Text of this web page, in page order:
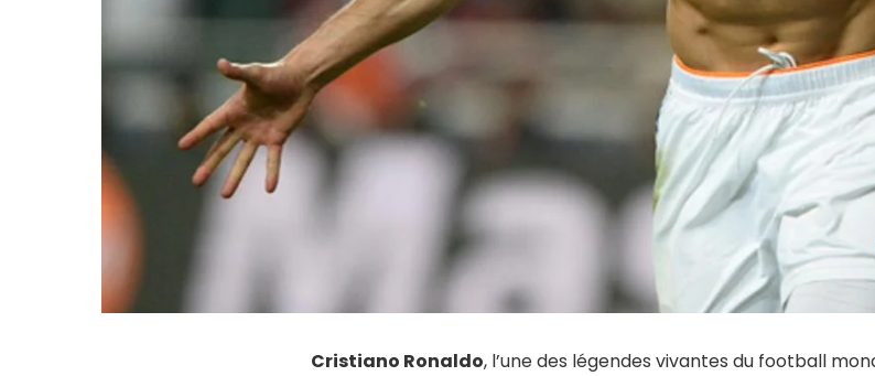
Cristiano Ronaldo, l’une des légendes vivantes du football